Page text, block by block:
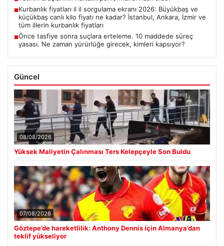
■Kurbanlık fiyatları il il sorgulama ekranı 2026: Büyükbaş ve
küçükbaş canlı kilo fiyatı ne kadar? İstanbul, Ankara, İzmir ve
tüm illerin kurbanlık fiyatları
■Önce tasfiye sonra suçlara erteleme. 10 maddede süreç
yasası. Ne zaman yürürlüğe girecek, kimleri kapsıyor?
Güncel
08/08/2026
Yüksek Maliyetin Çalınması Ters Kelepçeyle Son Buldu
07/08/2026
Göztepe’de hareketlilik: Anthony Dennis için Almanya’dan
teklif yükseliyor